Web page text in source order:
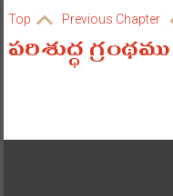
Top Previous Chapter
పరిశుద్ధ గ్రంథము